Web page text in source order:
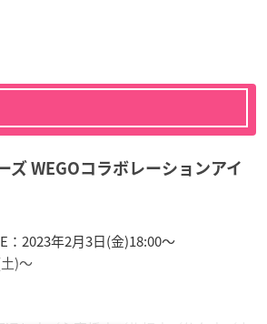
ズ WEGOコラボレーションアイ
：2023年2月3日(金)18:00～
)～